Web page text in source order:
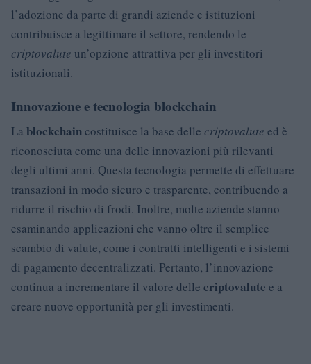
l’adozione da parte di grandi aziende e istituzioni
contribuisce a legittimare il settore, rendendo le
criptovalute un’opzione attrattiva per gli investitori
istituzionali.
Innovazione e tecnologia blockchain
La blockchaincostituisce la base delle criptovalute ed è
riconosciuta come una delle innovazioni più rilevanti
degli ultimi anni. Questa tecnologia permette di effettuare
transazioni in modo sicuro e trasparente, contribuendo a
ridurre il rischio di frodi. Inoltre, molte aziende stanno
esaminando applicazioni che vanno oltre il semplice
scambio di valute, come i contratti intelligenti e i sistemi
di pagamento decentralizzati. Pertanto, l’innovazione
continua a incrementare il valore delle criptovalute e a
creare nuove opportunità per gli investimenti.